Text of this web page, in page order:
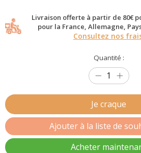
Livraison offerte à partir de 80€
pour la France, Allemagne,
Consultez nos
Quantité :
Je craque
Ajouter à la liste de
Acheter